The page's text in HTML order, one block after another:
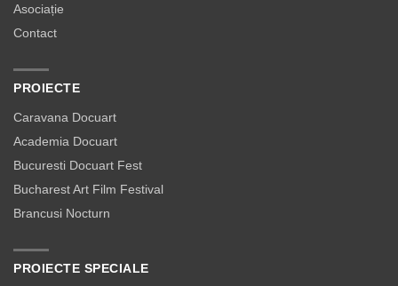
Asociație
Contact
PROIECTE
Caravana Docuart
Academia Docuart
Bucuresti Docuart Fest
Bucharest Art Film Festival
Brancusi Nocturn
PROIECTE SPECIALE